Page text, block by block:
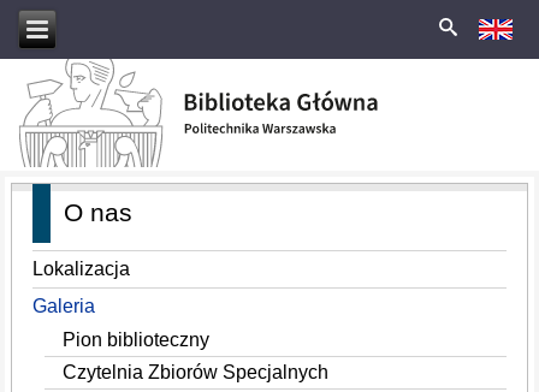
O nas
Lokalizacja
Galeria
Pion biblioteczny
Czytelnia Zbiorów Specjalnych